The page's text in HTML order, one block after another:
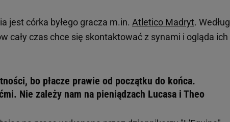
jest córka byłego gracza m.in. Atletico Madryt. Według
cały czas chce się skontaktować z synami i ogląda ich
bo płacze prawie od początku do końca.
Nie zależy nam na pieniądzach Lucasa i Theo